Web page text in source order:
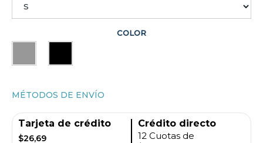
COLOR
MÉTODOS DE ENVÍO
Tarjeta de crédito
$26,69
Crédito directo
12 Cuotas de